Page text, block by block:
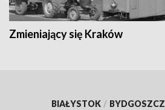
Zmieniający się Kraków
BIAŁYSTOK / BYDGOSZCZ